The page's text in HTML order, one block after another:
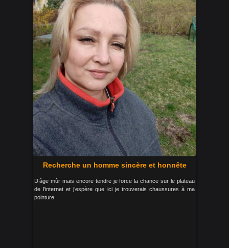
Recherche un homme sincère et honnête
D’âge mûr mais encore tendre je force la chance sur le plateau
de l’internet et j’espère que ici je trouverais chaussures à ma
pointure